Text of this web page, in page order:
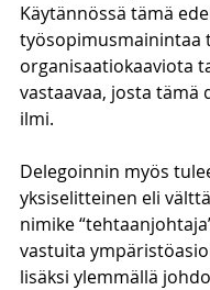
Käytännössä tämä
työsopimusmainintaa
organisaatiokaaviota
vastaavaa, josta tämä
ilmi.
Delegoinnin myös
yksiselitteinen eli
nimike
vastuita
lisäksi ylemmällä